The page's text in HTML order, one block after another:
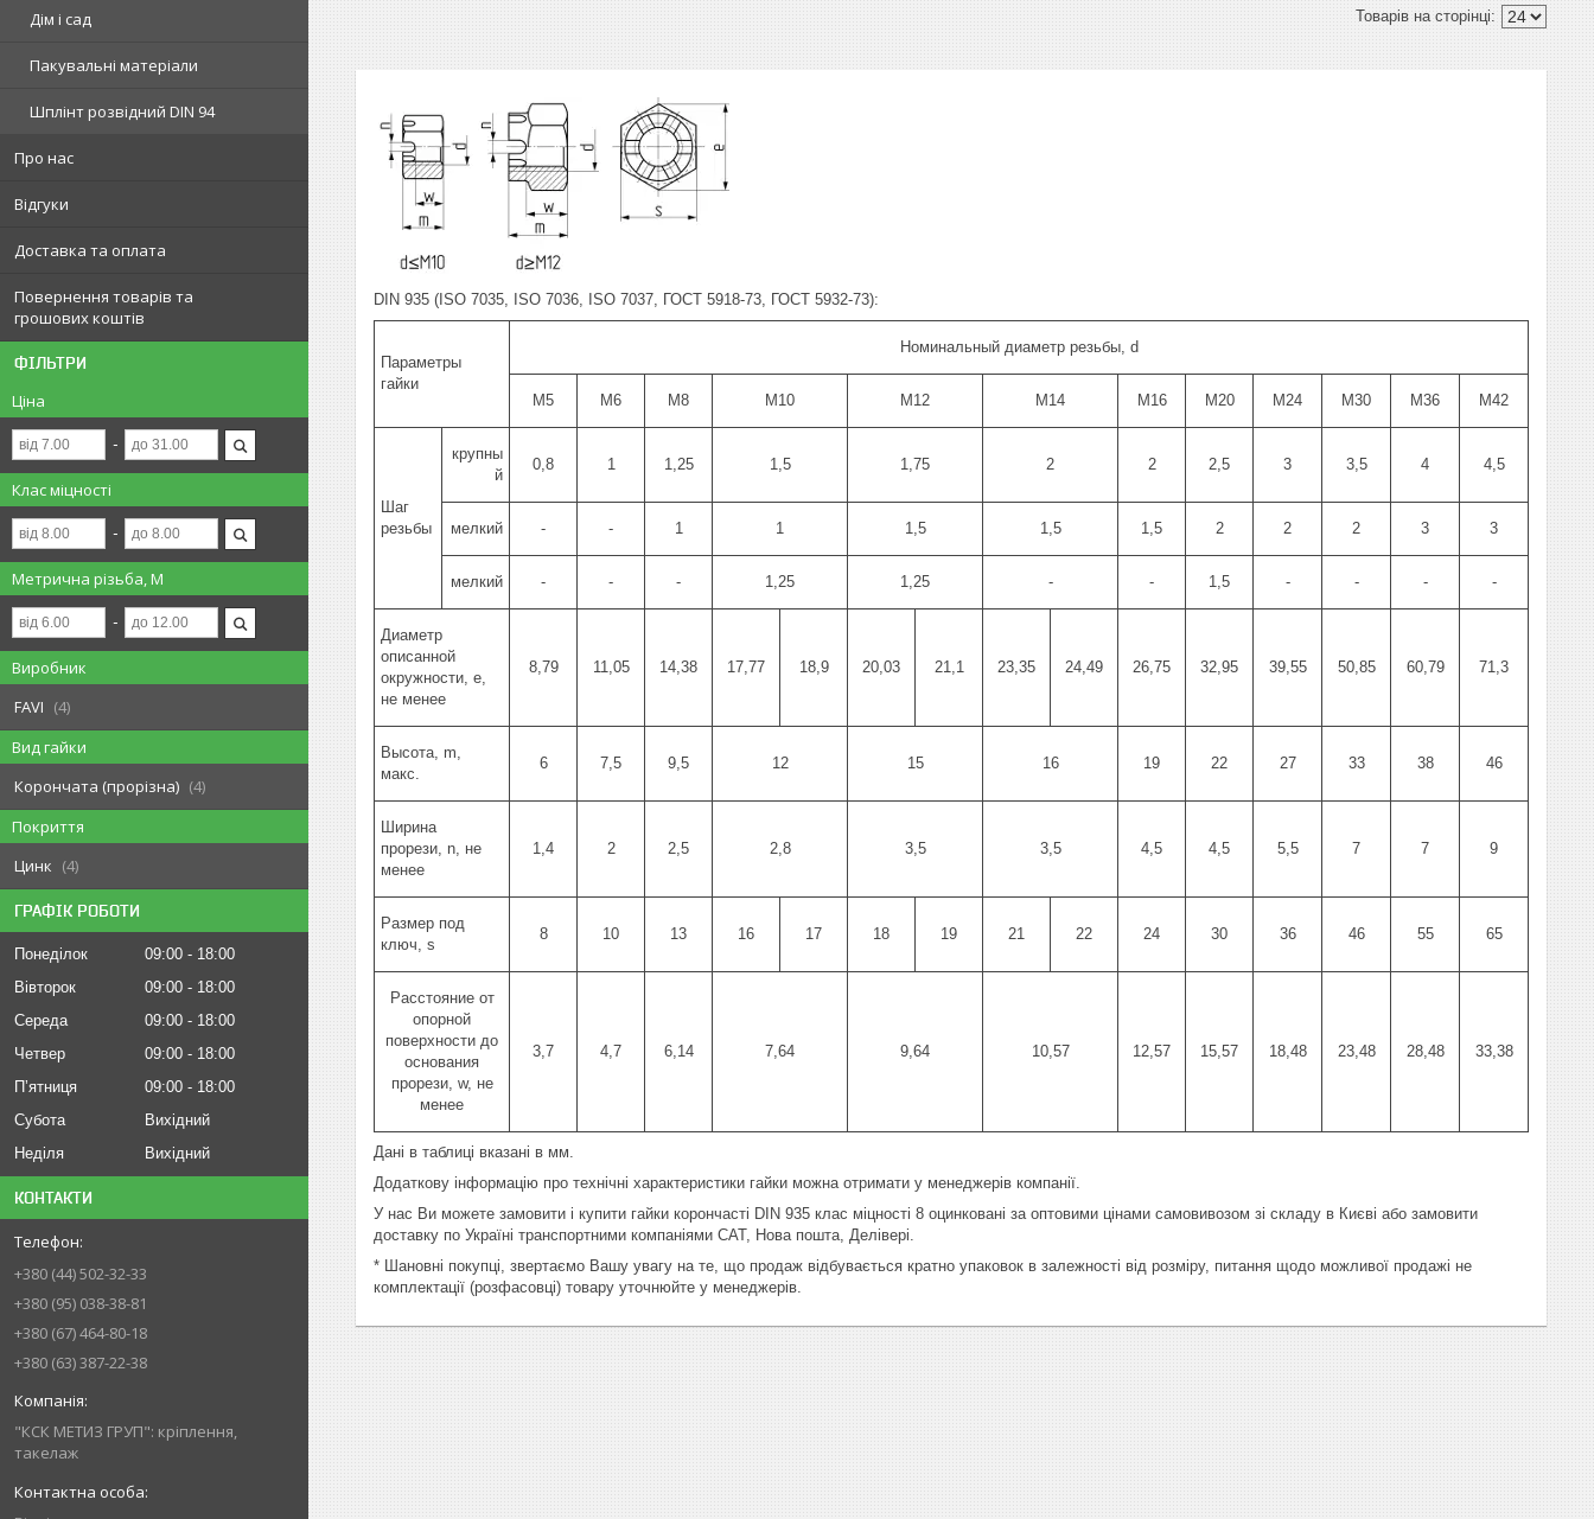
Дім і сад
Пакувальні матеріали
Шплінт розвідний DIN 94
Про нас
Відгуки
Доставка та оплата
Повернення товарів та
грошових коштів
ФІЛЬТРИ
Ціна
Клас міцності
Метрична різьба, М
Виробник
FAVI
4
Вид гайки
Корончата (прорізна)
4
Покриття
Цинк
4
ГРАФІК РОБОТИ
Понеділок 09:00
18:00
Вівторок
09:00
18:00
Середа
09:00
18:00
Четвер
09:00
18:00
Пʼятниця
09:00
18:00
Субота
Вихідний
Неділя
Вихідний
КОНТАКТИ
+380 (44) 502-32-33
+380 (95) 038-38-81
+380 (67) 464-80-18
+380 (63) 387-22-38
"КСК МЕТИЗ ГРУП": кріплення,
такелаж
DIN 935 (ISO 7035, ISO 7036, ISO 7037, ГОСТ 5918-73, ГОСТ 5932-73):
Параметры
гайки
Номинальный диаметр резьбы, d
М5 M6 M8 M10 M12 M14 M16 М20 М24 М30 М36 М42
Шаг
резьбы
крупны
й
0,8 1 1,25 1,5 1,75 2 2 2,5 3 3,5 4 4,5
мелкий - - 1 1 1,5 1,5 1,5 2 2 2 3 3
мелкий - - - 1,25 1,25 - - 1,5 - - - -
Диаметр
описанной
окружности, e,
не менее
8,79 11,05 14,38 17,77 18,9 20,03 21,1 23,35 24,49 26,75 32,95 39,55 50,85 60,79 71,3
Высота, m,
макс.
6 7,5 9,5 12 15 16 19 22 27 33 38 46
Ширина
прорези, n, не
менее
1,4 2 2,5 2,8 3,5 3,5 4,5 4,5 5,5 7 7 9
Размер под
ключ, s
8 10 13 16 17 18 19 21 22 24 30 36 46 55 65
Расстояние от
опорной
поверхности до
основания
прорези, w, не
менее
3,7 4,7 6,14 7,64 9,64 10,57 12,57 15,57 18,48 23,48 28,48 33,38
Дані в таблиці вказані в мм.
Додаткову інформацію про технічні характеристики гайки можна отримати у менеджерів компанії.
У нас Ви можете замовити і купити гайки корончасті DIN 935 клас міцності 8 оцинковані за оптовими цінами самовивозом зі складу в Києві або замовити
доставку по Україні транспортними компаніями САТ, Нова пошта, Делівері.
* Шановні покупці, звертаємо Вашу увагу на те, що продаж відбувається кратно упаковок в залежності від розміру, питання щодо можливої продажі не
комплектації (розфасовці) товару уточнюйте у менеджерів.